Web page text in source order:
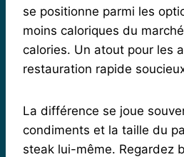
se positionne parmi les
moins caloriques du
calories. Un atout pour les
restauration rapide
La différence se joue
condiments et la taille du
steak lui-même. Regardez